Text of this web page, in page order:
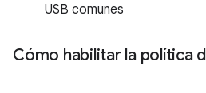
USB comunes
Cómo habilitar la política